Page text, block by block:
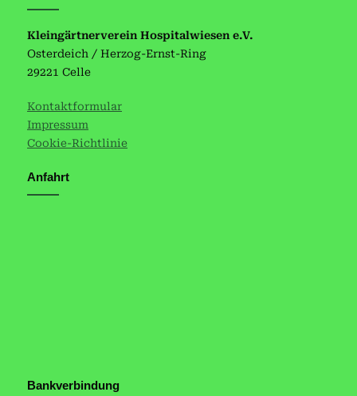
Kleingärtnerverein Hospitalwiesen e.V.
Osterdeich / Herzog-Ernst-Ring
29221 Celle
Kontaktformular
Impressum
Cookie-Richtlinie
Anfahrt
Bankverbindung